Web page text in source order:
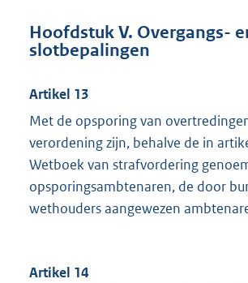
Hoofdstuk V. Overgangs-
slotbepalingen
Artikel 13
Met de opsporing van
verordening zijn, behalve de in
Wetboek van strafvordering
opsporingsambtenaren, de door
wethouders aangewezen
Artikel 14